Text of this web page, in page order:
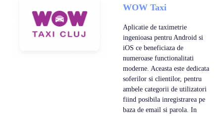
WOW Taxi
Aplicatie de taximetrie
ingenioasa pentru Android si
iOS ce beneficiaza de
numeroase functionalitati
moderne. Aceasta este dedicata
soferilor si clientilor, pentru
ambele categorii de utilizatori
fiind posibila inregistrarea pe
baza de email si parola. In